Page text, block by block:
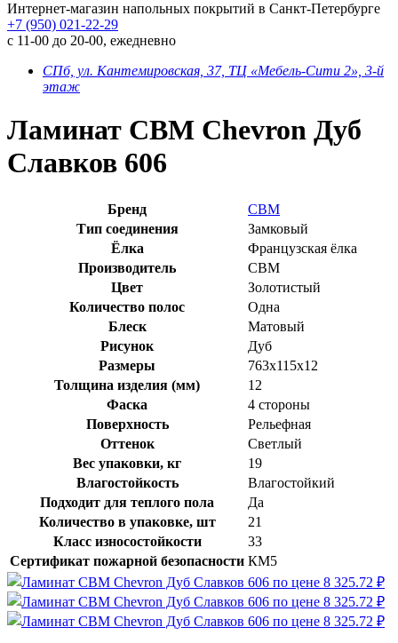
Интернет-магазин напольных покрытий в Санкт-Петербурге
+7 (950) 021-22-29
с 11-00 до 20-00, ежедневно
СПб, ул. Кантемировская, 37, ТЦ «Мебель-Сити 2», 3-й
этаж
Ламинат CBM Chevron Дуб
Славков 606
Бренд
CBM
Тип соединения
Замковый
Ёлка
Французская ёлка
Производитель
CBM
Цвет
Золотистый
Количество полос
Одна
Блеск
Матовый
Рисунок
Дуб
Размеры
763х115х12
Толщина изделия (мм)
12
Фаска
4 стороны
Поверхность
Рельефная
Оттенок
Светлый
Вес упаковки, кг
19
Влагостойкость
Влагостойкий
Подходит для теплого пола
Да
Количество в упаковке, шт
21
Класс износостойкости
33
Сертификат пожарной безопасности КМ5